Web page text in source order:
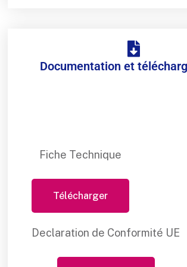
Documentation et
Fiche Technique
Télécharger
Declaration de Conformité UE